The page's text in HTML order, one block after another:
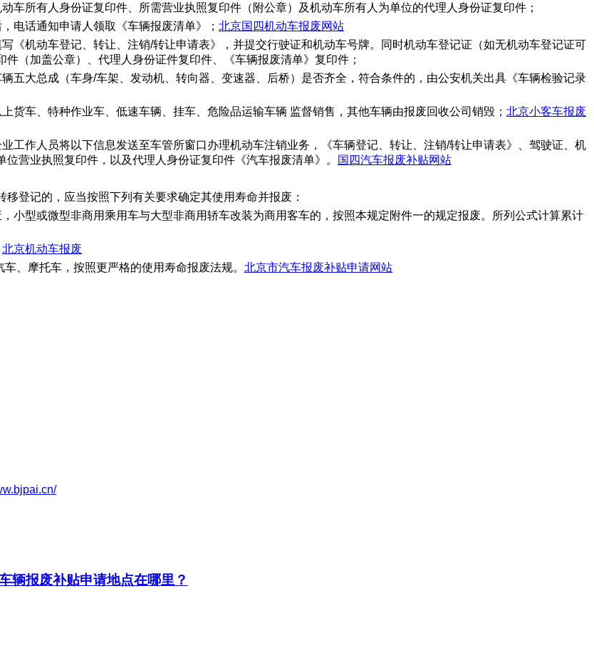
车所有人身份证复印件、所需营业执照复印件（附公章）及机动车所有人为单位的代理人身份证复印件；
电话通知申请人领取《车辆报废清单》； 北京国四机动车报废网站
《机动车登记、转让、注销/转让申请表》，并提交行驶证和机动车号牌。同时机动车登记证（如无机动车登记证可
（加盖公章）、代理人身份证件复印件、《车辆报废清单》复印件；
五大总成（车身/车架、发动机、转向器、变速器、后桥）是否齐全，符合条件的，由公安机关出具《车辆检验记录
货车、特种作业车、低速车辆、挂车、危险品运输车辆 监督销售，其他车辆由报废回收公司销毁； 北京小客车报废
工作人员将以下信息发送至车管所窗口办理机动车注销业务，《车辆登记、转让、注销/转让申请表》、驾驶证、机
营业执照复印件，以及代理人身份证复印件《汽车报废清单》。
国四汽车报废补贴网站
登记的，应当按照下列有关要求确定其使用寿命并报废：
小型或微型非商用乘用车与大型非商用轿车改装为商用客车的，按照本规定附件一的规定报废。所列公式计算累计
北京机动车报废
、摩托车，按照更严格的使用寿命报废法规。 北京市汽车报废补贴申请网站
辆报废补贴申请地点在哪里？